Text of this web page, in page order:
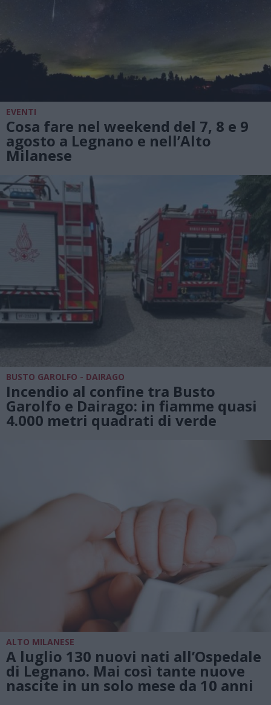
EVENTI
Cosa fare nel weekend del 7, 8 e 9
agosto a Legnano e nell’Alto
Milanese
BUSTO GAROLFO - DAIRAGO
Incendio al confine tra Busto
Garolfo e Dairago: in fiamme quasi
4.000 metri quadrati di verde
ALTO MILANESE
A luglio 130 nuovi nati all’Ospedale
di Legnano. Mai così tante nuove
nascite in un solo mese da 10 anni